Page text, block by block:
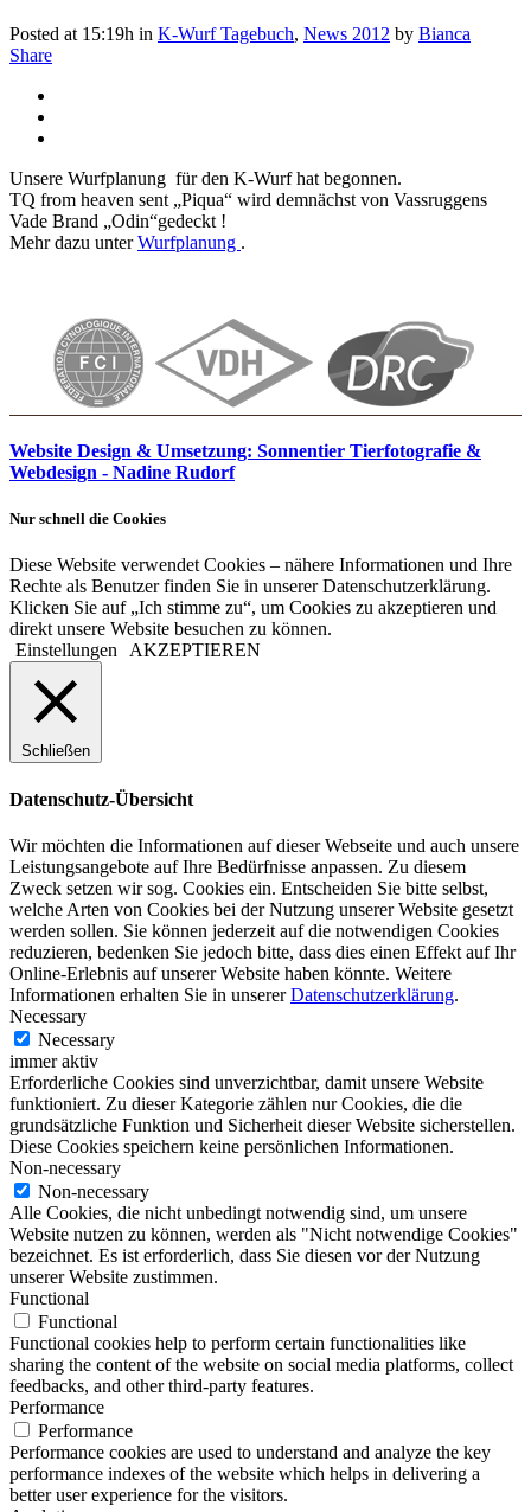
Posted at 15:19h in K-Wurf Tagebuch, News 2012 by Bianca
Share
Unsere Wurfplanung für den K-Wurf hat begonnen.
TQ from heaven sent „Piqua“ wird demnächst von Vassruggens
Vade Brand „Odin“gedeckt !
Mehr dazu unterWurfplanung .
Website Design & Umsetzung: Sonnentier Tierfotografie &
Webdesign - Nadine Rudorf
Nur schnell die Cookies
Diese Website verwendet Cookies – nähere Informationen und Ihre
Rechte als Benutzer finden Sie in unserer Datenschutzerklärung.
Klicken Sie auf „Ich stimme zu“, um Cookies zu akzeptieren und
direkt unsere Website besuchen zu können.
Einstellungen AKZEPTIEREN
Schließen
Datenschutz-Übersicht
Wir möchten die Informationen auf dieser Webseite und auch unsere
Leistungsangebote auf Ihre Bedürfnisse anpassen. Zu diesem
Zweck setzen wir sog. Cookies ein. Entscheiden Sie bitte selbst,
welche Arten von Cookies bei der Nutzung unserer Website gesetzt
werden sollen. Sie können jederzeit auf die notwendigen Cookies
reduzieren, bedenken Sie jedoch bitte, dass dies einen Effekt auf Ihr
Online-Erlebnis auf unserer Website haben könnte. Weitere
Informationen erhalten Sie in unsererDatenschutzerklärung.
Necessary
Necessary
immer aktiv
Erforderliche Cookies sind unverzichtbar, damit unsere Website
funktioniert. Zu dieser Kategorie zählen nur Cookies, die die
grundsätzliche Funktion und Sicherheit dieser Website sicherstellen.
Diese Cookies speichern keine persönlichen Informationen.
Non-necessary
Non-necessary
Alle Cookies, die nicht unbedingt notwendig sind, um unsere
Website nutzen zu können, werden als "Nicht notwendige Cookies"
bezeichnet. Es ist erforderlich, dass Sie diesen vor der Nutzung
unserer Website zustimmen.
Functional
Functional
Functional cookies help to perform certain functionalities like
sharing the content of the website on social media platforms, collect
feedbacks, and other third-party features.
Performance
Performance
Performance cookies are used to understand and analyze the key
performance indexes of the website which helps in delivering a
better user experience for the visitors.